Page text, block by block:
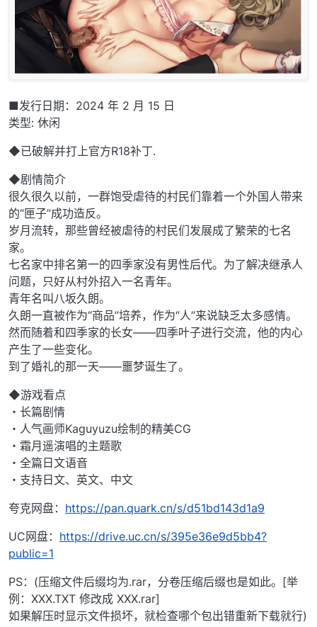
■发行日期：2024 年 2 月 15 日
类型: 休闲
◆已破解并打上官方R18补丁.
◆剧情简介
很久很久以前，一群饱受虐待的村民们靠着一个外国人带来
的“匣子”成功造反。
岁月流转，那些曾经被虐待的村民们发展成了繁荣的七名
家。
七名家中排名第一的四季家没有男性后代。为了解决继承人
问题，只好从村外招入一名青年。
青年名叫八坂久朗。
久朗一直被作为“商品”培养，作为“人”来说缺乏太多感情。
然而随着和四季家的长女——四季叶子进行交流，他的内心
产生了一些变化。
到了婚礼的那一天——噩梦诞生了。
◆游戏看点
・长篇剧情
・人气画师Kaguyuzu绘制的精美CG
・霜月遥演唱的主题歌
・全篇日文语音
・支持日文、英文、中文
夸克网盘： https://pan.quark.cn/s/d51bd143d1a9
UC网盘： https://drive.uc.cn/s/395e36e9d5bb4?
public=1
PS：(压缩文件后缀均为.rar，分卷压缩后缀也是如此。[举
例：XXX.TXT 修改成 XXX.rar]
如果解压时显示文件损坏，就检查哪个包出错重新下载就行)